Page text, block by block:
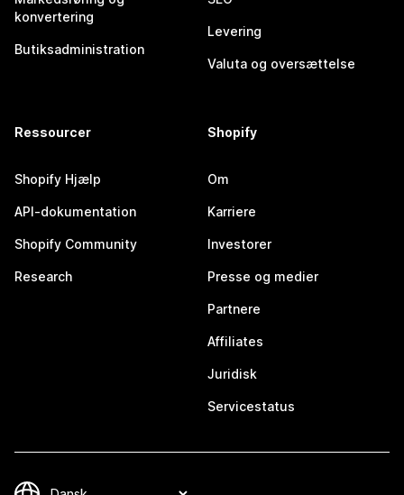
konvertering
Butiksadministration
Levering
Valuta og oversættelse
Ressourcer
Shopify Hjælp
API-dokumentation
Shopify Community
Research
Shopify
Om
Karriere
Investorer
Presse og medier
Partnere
Affiliates
Juridisk
Servicestatus